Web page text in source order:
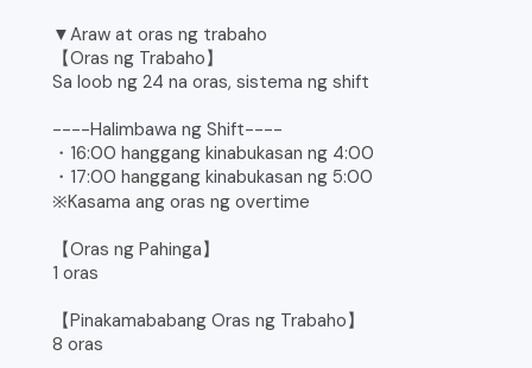
▼Araw at oras ng trabaho
【Oras ng Trabaho】
Sa loob ng 24 na oras, sistema ng shift
----Halimbawa ng Shift----
・16:00 hanggang kinabukasan ng 4:00
・17:00 hanggang kinabukasan ng 5:00
※Kasama ang oras ng overtime
【Oras ng Pahinga】
1 oras
【Pinakamababang Oras ng Trabaho】
8 oras